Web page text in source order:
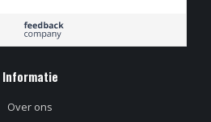
Informatie
Over ons